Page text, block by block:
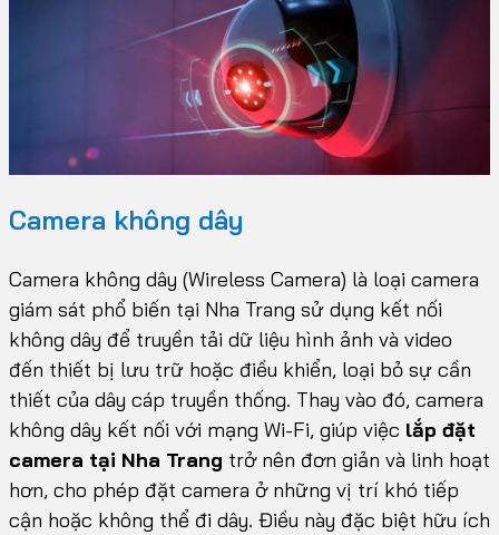
Camera không dây
Camera không dây (Wireless Camera) là loại camera
giám sát phổ biến tại Nha Trang sử dụng kết nối
không dây để truyền tải dữ liệu hình ảnh và video
đến thiết bị lưu trữ hoặc điều khiển, loại bỏ sự cần
thiết của dây cáp truyền thống. Thay vào đó, camera
không dây kết nối với mạng Wi-Fi, giúp việc lắp đặt
camera tại Nha Trang trở nên đơn giản và linh hoạt
hơn, cho phép đặt camera ở những vị trí khó tiếp
cận hoặc không thể đi dây. Điều này đặc biệt hữu ích